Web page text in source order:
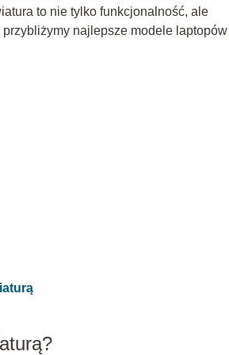
to nie tylko funkcjonalność, ale
najlepsze modele laptopów